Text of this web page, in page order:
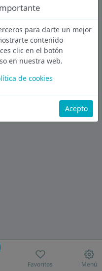
Favoritos Menú
para darte un mejor
contenido
clic en el botón
en nuestra web.
de cookies
Acepto